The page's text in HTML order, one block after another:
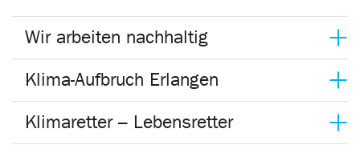
Wir arbeiten nachhaltig
Klima-Aufbruch Erlangen
Klimaretter – Lebensretter